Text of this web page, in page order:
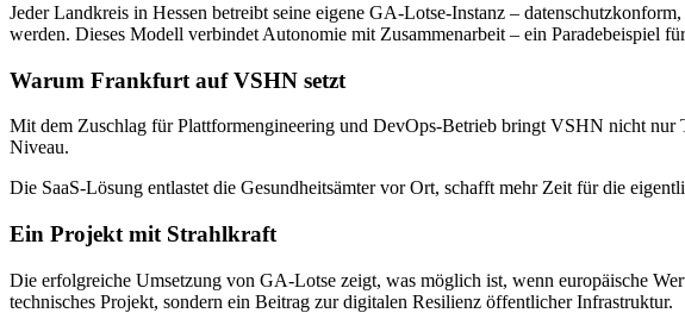
Jeder Landkreis in Hessen betreibt seine eigene GA-Lotse-Instanz –
werden. Dieses Modell verbindet Autonomie mit Zusammenarbeit – ein Paradebeispiel
Warum Frankfurt auf VSHN setzt
Mit dem Zuschlag für Plattformengineering und DevOps-Betrieb bringt VSHN nicht nur
Niveau.
Die SaaS-Lösung entlastet die Gesundheitsämter vor Ort, schafft mehr Zeit für die
Ein Projekt mit Strahlkraft
Die erfolgreiche Umsetzung von GA-Lotse zeigt, was möglich ist, wenn europäische
technisches Projekt, sondern ein Beitrag zur digitalen Resilienz öffentlicher Infrastruktur.